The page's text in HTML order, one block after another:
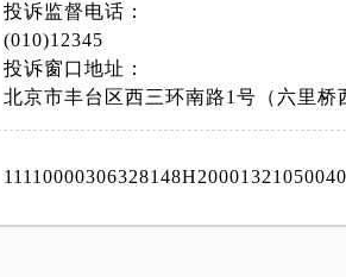
投诉监督电话：
(010)12345
投诉窗口地址：
北京市丰台区西三环南路1号（六里